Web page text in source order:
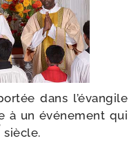
dans l’évangile
à un évé­ne­ment qui
siècle.